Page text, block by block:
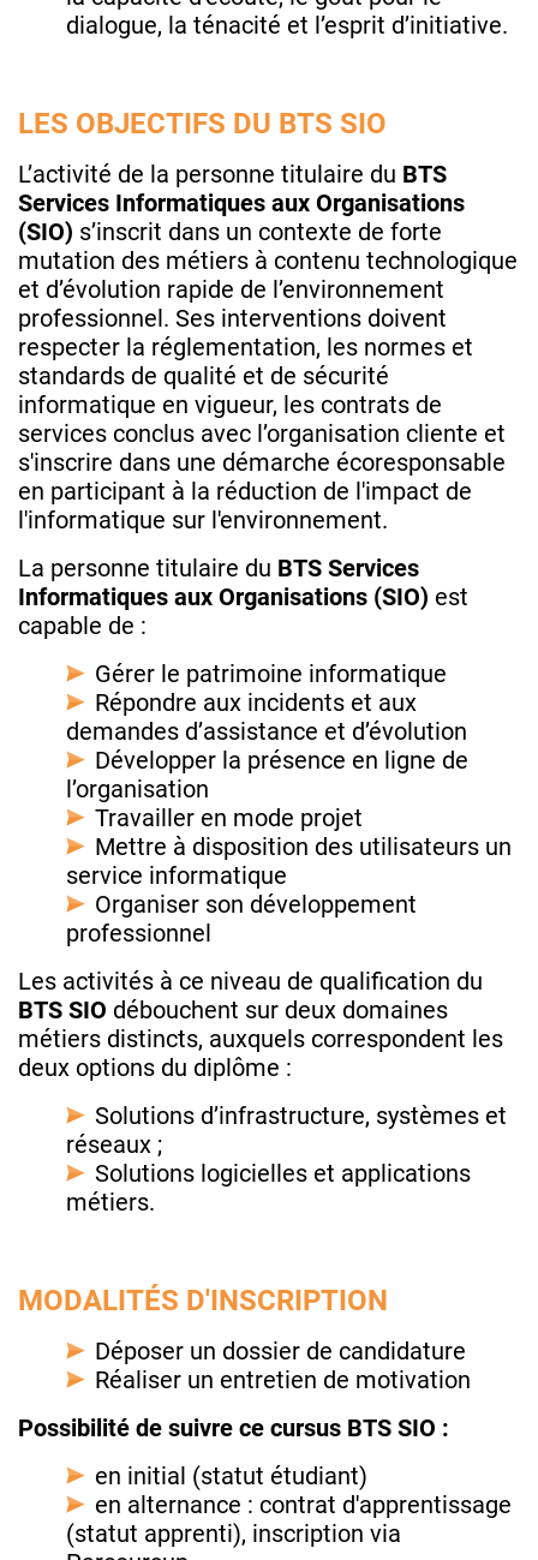
dialogue, la ténacité et l’esprit d’initiative.
LES OBJECTIFS DU BTS SIO
L’activité de la personne titulaire du BTS
Services Informatiques aux Organisations
(SIO) s’inscrit dans un contexte de forte
mutation des métiers à contenu technologique
et d’évolution rapide de l’environnement
professionnel. Ses interventions doivent
respecter la réglementation, les normes et
standards de qualité et de sécurité
informatique en vigueur, les contrats de
services conclus avec l’organisation cliente et
s'inscrire dans une démarche écoresponsable
en participant à la réduction de l'impact de
l'informatique sur l'environnement.
La personne titulaire du BTS Services
Informatiques aux Organisations (SIO) est
capable de :
Gérer le patrimoine informatique
Répondre aux incidents et aux
demandes d’assistance et d’évolution
Développer la présence en ligne de
l’organisation
Travailler en mode projet
Mettre à disposition des utilisateurs un
service informatique
Organiser son développement
professionnel
Les activités à ce niveau de qualification du
BTS SIO débouchent sur deux domaines
métiers distincts, auxquels correspondent les
deux options du diplôme :
Solutions d’infrastructure, systèmes et
réseaux ;
Solutions logicielles et applications
métiers.
MODALITÉS D'INSCRIPTION
Déposer un dossier de candidature
Réaliser un entretien de motivation
Possibilité de suivre ce cursus BTS SIO :
en initial (statut étudiant)
en alternance : contrat d'apprentissage
(statut apprenti), inscription via